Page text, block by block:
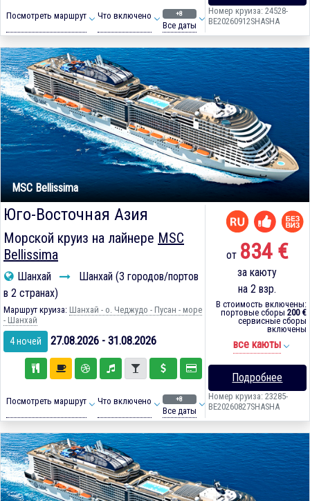
Посмотреть маршрут Что включено +8
Все даты
Номер круиза: 24528-
BE20260912SHASHA
MSC Bellissima
Юго-Восточная Азия
Морской круиз на лайнере MSC
Bellissima
Шанхай
Шанхай (3 городов/портов
в 2 странах)
Маршрут круиза: Шанхай - о. Чеджудо - Пусан - море
- Шанхай
4 ночей 27.08.2026 - 31.08.2026
Посмотреть маршрут Что включено +8
Все даты
от 834 €
за каюту
на 2 взр.
В стоимость включены:
портовые сборы 200 €
сервисные сборы
включены
все каюты
Подробнее
Номер круиза: 23285-
BE20260827SHASHA